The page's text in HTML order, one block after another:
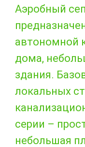
Аэробный
автономной
дома,
здания.
локальных
серии –
небольшая